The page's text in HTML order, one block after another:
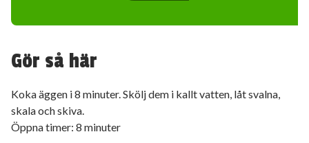
Gör så här
Koka äggen i 8 minuter. Skölj dem i kallt vatten, låt svalna,
skala och skiva.
Öppna timer: 8 minuter